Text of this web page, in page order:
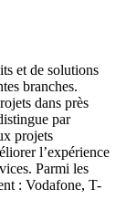
et de solutions
branches.
dans près
par
projets
l’expérience
Parmi les
: Vodafone, T-